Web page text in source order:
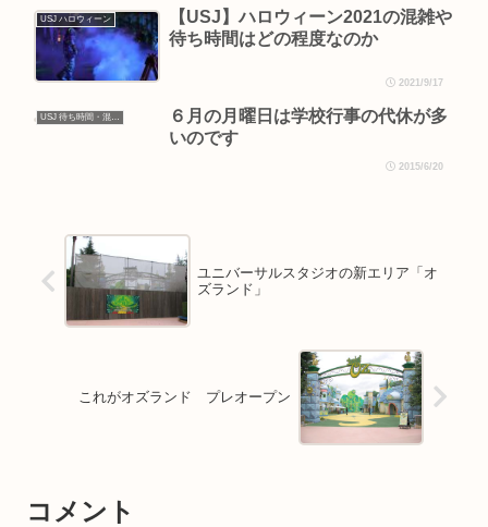
USJ ハロウィーン
【USJ】ハロウィーン2021の混雑や
待ち時間はどの程度なのか
2021/9/17
USJ 待ち時間・混雑情報
６月の月曜日は学校行事の代休が多
いのです
2015/6/20
ユニバーサルスタジオの新エリア「オ
ズランド」
これがオズランド プレオープン
コメント